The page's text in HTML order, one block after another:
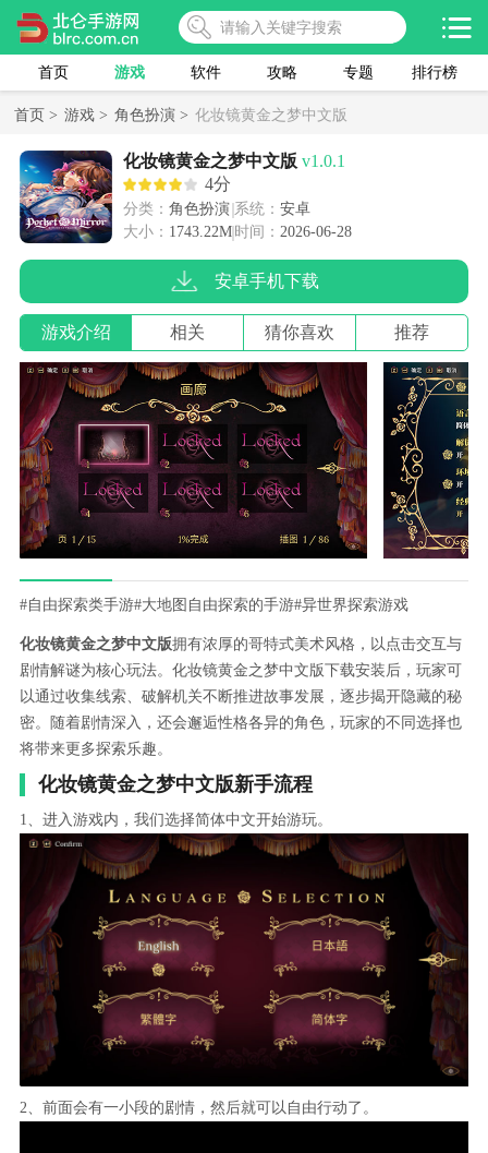
首页 游戏 软件 攻略 专题 排行榜
首页 > 游戏 > 角色扮演 > 化妆镜黄金之梦中文版
化妆镜黄金之梦中文版 v1.0.1
4分
分类： 角色扮演 系统： 安卓
大小： 1743.22M 时间： 2026-06-28
安卓手机下载
游戏介绍 相关 猜你喜欢 推荐
#自由探索类手游#大地图自由探索的手游#异世界探索游戏
化妆镜黄金之梦中文版拥有浓厚的哥特式美术风格，以点击交互与
剧情解谜为核心玩法。化妆镜黄金之梦中文版下载安装后，玩家可
以通过收集线索、破解机关不断推进故事发展，逐步揭开隐藏的秘
密。随着剧情深入，还会邂逅性格各异的角色，玩家的不同选择也
将带来更多探索乐趣。
化妆镜黄金之梦中文版新手流程
1、进入游戏内，我们选择简体中文开始游玩。
2、前面会有一小段的剧情，然后就可以自由行动了。